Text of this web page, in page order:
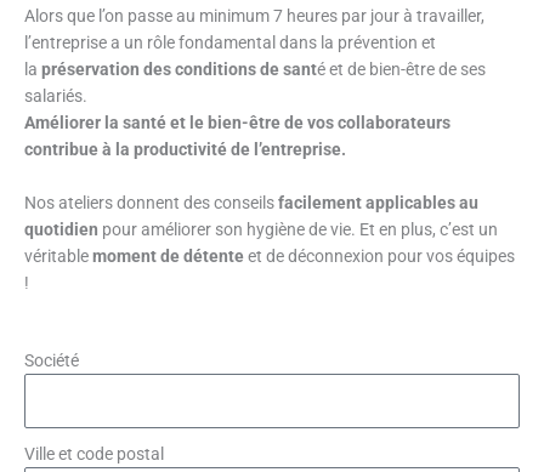
Alors que l’on passe au minimum 7 heures par jour à travailler,
l’entreprise a un rôle fondamental dans la prévention et
la préservation des conditions de santé et de bien-être de ses
salariés.
Améliorer la santé et le bien-être de vos collaborateurs
contribue à la productivité de l’entreprise.
Nos ateliers donnent des conseilsfacilement applicables au
quotidien pour améliorer son hygiène de vie. Et en plus, c’est un
véritablemoment de détenteet de déconnexion pour vos équipes
!
Société
Ville et code postal